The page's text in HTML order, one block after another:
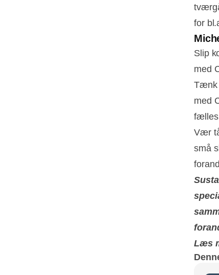
for
Slip
med
Tænk
med
fælles
Vær
små
Læs